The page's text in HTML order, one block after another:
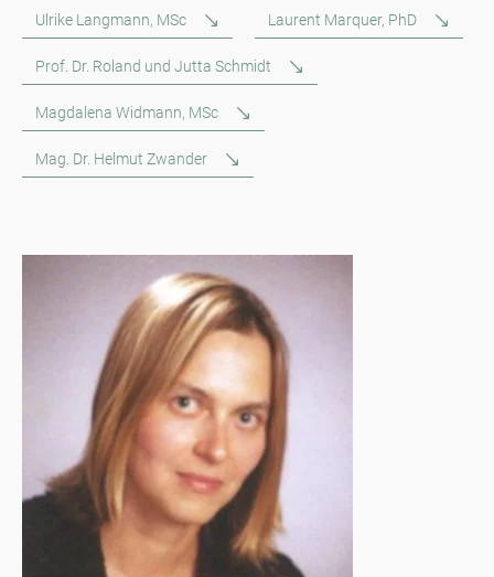
Ulrike Langmann, MSc Laurent Marquer, PhD
Prof. Dr. Roland und Jutta Schmidt
Magdalena Widmann, MSc
Mag. Dr. Helmut Zwander